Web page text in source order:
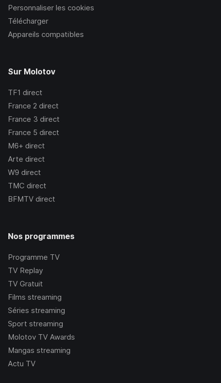
Personnaliser les cookies
Télécharger
Appareils compatibles
Sur Molotov
TF1 direct
France 2 direct
France 3 direct
France 5 direct
M6+ direct
Arte direct
W9 direct
TMC direct
BFMTV direct
Nos programmes
Programme TV
TV Replay
TV Gratuit
Films streaming
Séries streaming
Sport streaming
Molotov TV Awards
Mangas streaming
Actu TV